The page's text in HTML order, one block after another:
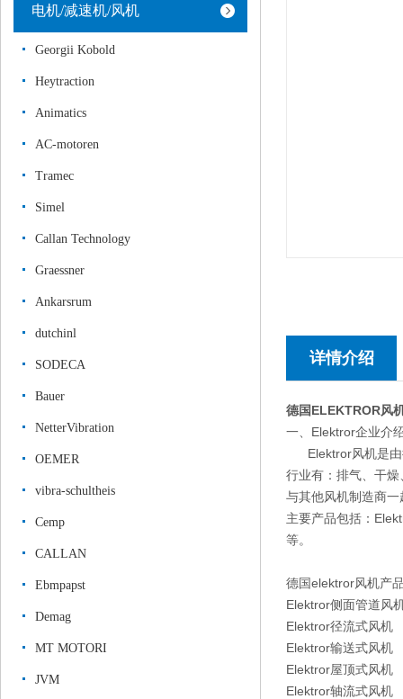
电机/减速机/风机
Georgii Kobold
Heytraction
Animatics
AC-motoren
Tramec
Simel
Callan Technology
Graessner
Ankarsrum
dutchinl
SODECA
Bauer
NetterVibration
OEMER
vibra-schultheis
Cemp
CALLAN
Ebmpapst
Demag
MT MOTORI
JVM
详情介绍
德国ELEKTROR风
一、Elektror企业介
Elektror风机是由
行业有：排气、干
与其他风机制造商
主要产品包括：
等。
德国elektror风机产
Elektror侧面管道风
Elektror径流式风机
Elektror输送式风机
Elektror屋顶式风机
Elektror轴流式风机